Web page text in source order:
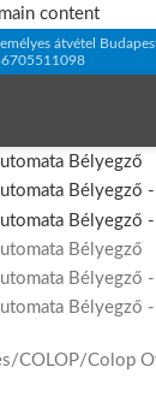
content
átvétel
/COLOP/Colop